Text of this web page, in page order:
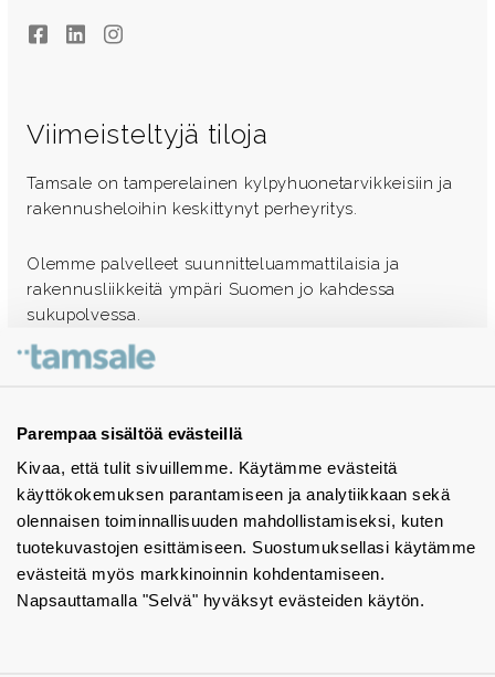
Parempaa sisältöä evästeillä
Kivaa, että tulit sivuillemme. Käytämme evästeitä
käyttökokemuksen parantamiseen ja analytiikkaan sekä
olennaisen toiminnallisuuden mahdollistamiseksi, kuten
tuotekuvastojen esittämiseen. Suostumuksellasi käytämme
evästeitä myös markkinoinnin kohdentamiseen.
Napsauttamalla "Selvä" hyväksyt evästeiden käytön.
FacebookLinkedInInstagram
Viimeisteltyjä tiloja
Tamsale on tamperelainen kylpyhuonetarvikkeisiin ja
rakennusheloihin keskittynyt perheyritys.
Olemme palvelleet suunnitteluammattilaisia ja
rakennusliikkeitä ympäri Suomen jo kahdessa
sukupolvessa.
Ota yhteyttä - autamme mielellämme
Tuotekuvastot
Instagram
BIM-objektit
Yhteystiedot
Tiedotteet